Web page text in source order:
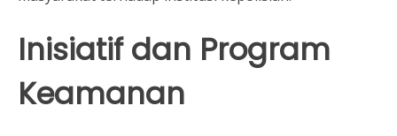
Inisiatif dan Program
Keamanan